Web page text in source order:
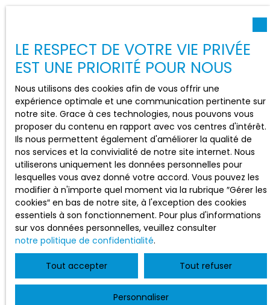
LE RESPECT DE VOTRE VIE PRIVÉE
EST UNE PRIORITÉ POUR NOUS
Nous utilisons des cookies afin de vous offrir une
expérience optimale et une communication pertinente sur
notre site. Grace à ces technologies, nous pouvons vous
proposer du contenu en rapport avec vos centres d'intérêt.
Ils nous permettent également d'améliorer la qualité de
nos services et la convivialité de notre site internet. Nous
utiliserons uniquement les données personnelles pour
lesquelles vous avez donné votre accord. Vous pouvez les
modifier à n'importe quel moment via la rubrique ″Gérer les
cookies″ en bas de notre site, à l'exception des cookies
essentiels à son fonctionnement. Pour plus d'informations
sur vos données personnelles, veuillez consulter
notre politique de confidentialité.
Tout accepter Tout refuser
Personnaliser